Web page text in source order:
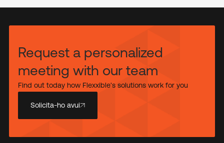
Request a personalized
meeting with our team
Find out today how Flexxible's solutions work for you
Solicita-ho avui